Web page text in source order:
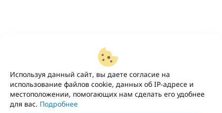
Используя данный сайт, вы даете согласие на
использование файлов cookie, данных об IP-адресе и
местоположении, помогающих нам сделать его удобнее
для вас. Подробнее